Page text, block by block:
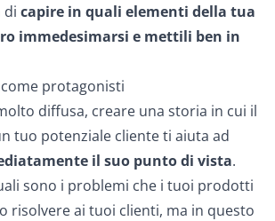
di capire in quali elementi della tua
immedesimarsi e mettili ben in
protagonisti
diffusa, creare una storia in cui il
tuo potenziale cliente ti aiuta ad
il suo punto di vista.
sono i problemi che i tuoi prodotti
risolvere ai tuoi clienti, ma in questo